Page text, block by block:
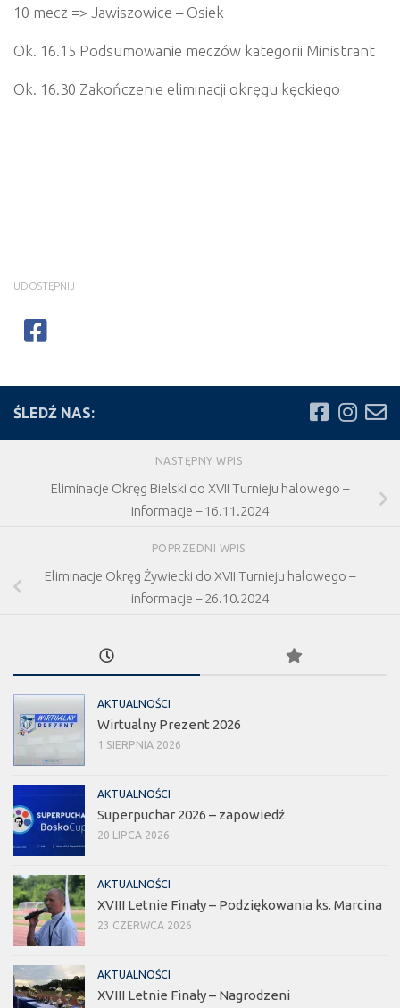
10 mecz => Jawiszowice – Osiek
Ok. 16.15 Podsumowanie meczów kategorii Ministrant
Ok. 16.30 Zakończenie eliminacji okręgu kęckiego
UDOSTĘPNIJ
ŚLEDŹ NAS:
NASTĘPNY WPIS
Eliminacje Okręg Bielski do XVII Turnieju halowego –
informacje – 16.11.2024
POPRZEDNI WPIS
Eliminacje Okręg Żywiecki do XVII Turnieju halowego –
informacje – 26.10.2024
AKTUALNOŚCI
Wirtualny Prezent 2026
1 SIERPNIA 2026
AKTUALNOŚCI
Superpuchar 2026 – zapowiedź
20 LIPCA 2026
AKTUALNOŚCI
XVIII Letnie Finały – Podziękowania ks. Marcina
23 CZERWCA 2026
AKTUALNOŚCI
XVIII Letnie Finały – Nagrodzeni